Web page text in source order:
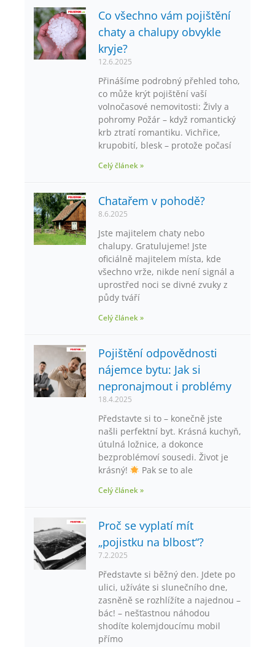
Co všechno vám pojištění
chaty a chalupy obvykle
kryje?
12.6.2025
Přinášíme podrobný přehled toho,
co může krýt pojištění vaší
volnočasové nemovitosti: Živly a
pohromy Požár – když romantický
krb ztratí romantiku. Vichřice,
krupobití, blesk – protože počasí
Celý článek »
Chatařem v pohodě?
8.6.2025
Jste majitelem chaty nebo
chalupy. Gratulujeme! Jste
oficiálně majitelem místa, kde
všechno vrže, nikde není signál a
uprostřed noci se divné zvuky z
půdy tváří
Celý článek »
Pojištění odpovědnosti
nájemce bytu: Jak si
nepronajmout i problémy
18.4.2025
Představte si to – konečně jste
našli perfektní byt. Krásná kuchyň,
útulná ložnice, a dokonce
bezproblémoví sousedi. Život je
krásný!
Pak se to ale
Celý článek »
Proč se vyplatí mít
„pojistku na blbost“?
7.2.2025
Představte si běžný den. Jdete po
ulici, užíváte si slunečního dne,
zasněně se rozhlížíte a najednou –
bác! – nešťastnou náhodou
shodíte kolemjdoucímu mobil
přímo